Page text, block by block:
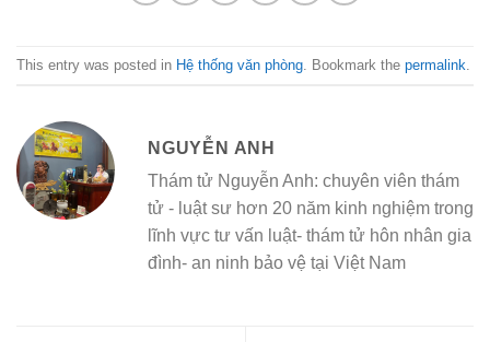
This entry was posted in Hệ thống văn phòng . Bookmark the permalink
NGUYỄN ANH
Thám tử Nguyễn Anh: chuyên viên thám
tử - luật sư hơn 20 năm kinh nghiệm trong
lĩnh vực tư vấn luật- thám tử hôn nhân gia
đình- an ninh bảo vệ tại Việt Nam